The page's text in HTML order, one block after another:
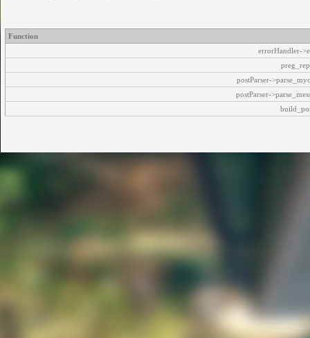
Function
errorHandler-
postParser-
postParser-